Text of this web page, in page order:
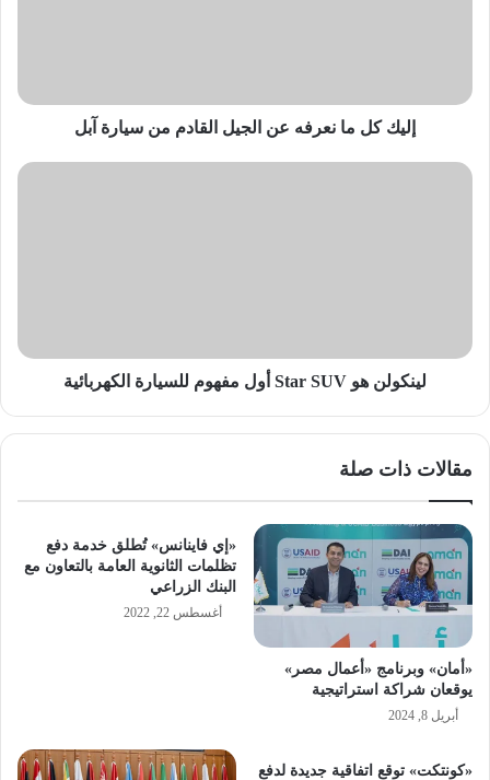
سيارة
إليك كل ما نعرفه عن الجيل القادم من سيارة آبل
لينكولن
لينكولن هو Star SUV أول مفهوم للسيارة الكهربائية
مقالات ذات صلة
«أمان» وبرنامج «أعمال مصر»
يوقعان شراكة استراتيجية
أبريل 8, 2024
«إي فاينانس» تُطلق خدمة دفع
تظلمات الثانوية العامة بالتعاون مع
البنك الزراعي
أغسطس 22, 2022
«كونتكت» توقع اتفاقية جديدة لدفع